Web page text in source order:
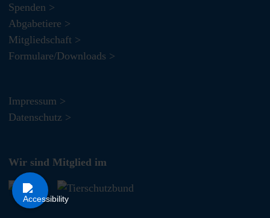
Spenden >
Abgabetiere >
Mitgliedschaft >
Formulare/Downloads >
Impressum >
Datenschutz >
Wir sind Mitglied im